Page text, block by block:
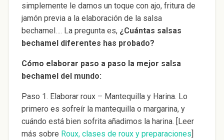
simplemente le damos un toque con ajo, fritura de
jamón previa a la elaboración de la salsa
bechamel…. La pregunta es,¿Cuántas salsas
bechamel diferentes has probado?
Cómo elaborar paso a paso la mejor salsa
bechamel del mundo:
Paso 1. Elaborar roux – Mantequilla y Harina. Lo
primero es sofreír la mantequilla o margarina, y
cuándo está bien sofrita añadimos la harina. [Leer
más sobre Roux, clases de roux y preparaciones]